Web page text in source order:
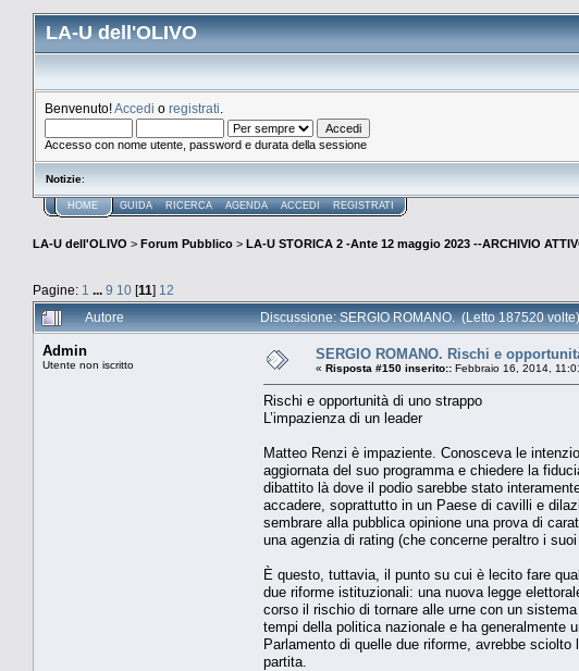
LA-U dell'OLIVO
Benvenuto!Accedi o registrati
Accesso con nome utente, password e durata della sessione
Notizie:
HOME GUIDA RICERCA AGENDA ACCEDI REGISTRATI
LA-U dell'OLIVO > Forum Pubblico > LA-U STORICA 2 -Ante 12 maggio 2023 --ARCHIVIO
Pagine: 1 ... 9 10 [11] 12
Autore Discussione: SERGIO ROMANO. (Letto 187520 volte)
Admin
Utente non iscritto
SERGIO ROMANO. Rischi e
« Risposta #150 inserito:: Febbraio 16, 2014,
Rischi e opportunità di uno strappo
L’impazienza di un leader
Matteo Renzi è impaziente. Conosceva le
aggiornata del suo programma e chiedere la
dibattito là dove il podio sarebbe stato
accadere, soprattutto in un Paese di cavilli e
sembrare alla pubblica opinione una prova di
una agenzia di rating (che concerne peraltro i
È questo, tuttavia, il punto su cui è lecito fare
due riforme istituzionali: una nuova legge
corso il rischio di tornare alle urne con un
tempi della politica nazionale e ha generalmente
Parlamento di quelle due riforme, avrebbe
partita.